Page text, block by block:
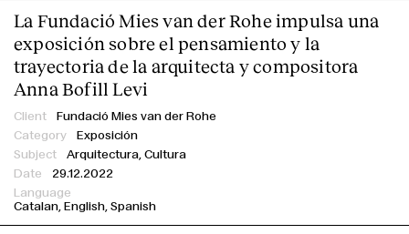
La Fundació Mies van der Rohe impulsa una
exposición sobre el pensamiento y la
trayectoria de la arquitecta y compositora
Anna Bofill Levi
Fundació Mies van der Rohe
Exposición
Arquitectura, Cultura
29.12.2022
Catalan English Spanish